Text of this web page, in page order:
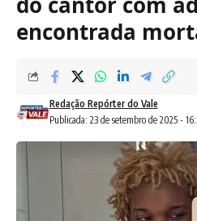
encontrada
Publicada: 23 de setembro de 2025 -
Redação Repórter do Vale